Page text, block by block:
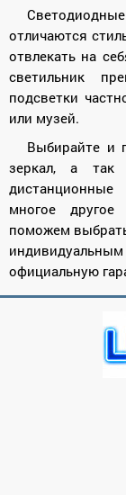
отличаются
отвлекать на
светильник
подсветки
или музей.
Выбирайте и
зеркал, а так
многое
поможем
официальную